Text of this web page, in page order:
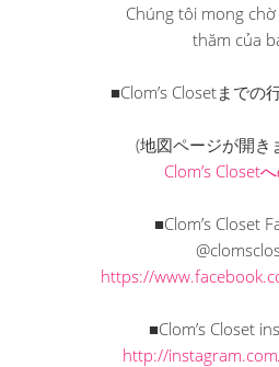
Chúng tôi mong
thăm của
■Clom’s Closetまでの
(地図ページが開き
Clom’s Closet
■Clom’s Closet
https://
■Clom’s Closet
http://